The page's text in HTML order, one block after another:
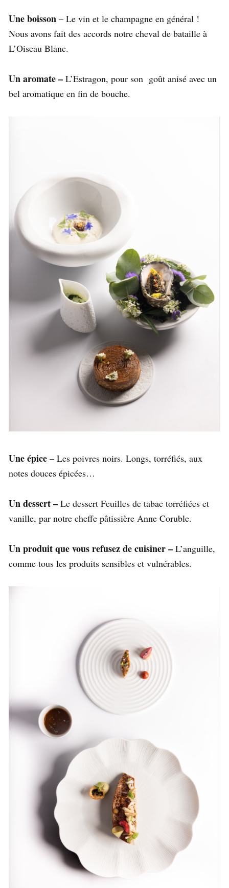
Une boisson – Le vin et le champagne en général !
Nous avons fait des accords notre cheval de bataille à
L’Oiseau Blanc.
Un aromate – L’Estragon, pour son goût anisé avec un
bel aromatique en fin de bouche.
Une épice – Les poivres noirs. Longs, torréfiés, aux
notes douces épicées…
Un dessert – Le dessert Feuilles de tabac torréfiées et
vanille, par notre cheffe pâtissière Anne Coruble.
Un produit que vous refusez de cuisiner – L’anguille,
comme tous les produits sensibles et vulnérables.